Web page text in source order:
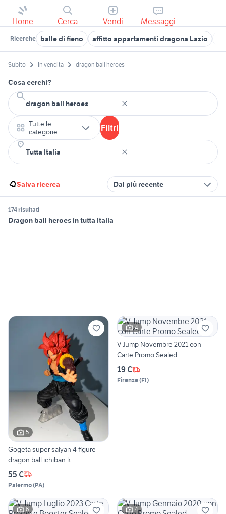
Home Cerca Vendi Messaggi
Ricerche balle di fieno affitto appartamenti dragona Lazio
Subito In vendita dragon ball heroes
Cosa cerchi?
Tutte le
categorie
Filtri
Salva ricerca Dal più recente
174 risultati
Dragon ball heroes in tutta Italia
5
Gogeta super saiyan 4 figure
dragon ball ichiban k
55 €
Palermo(PA)
4
V Jump Novembre 2021 con
Carte Promo Sealed
19 €
Firenze(FI)
6 4